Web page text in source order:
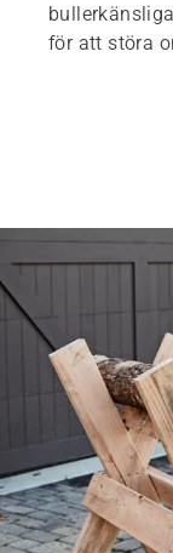
för att störa